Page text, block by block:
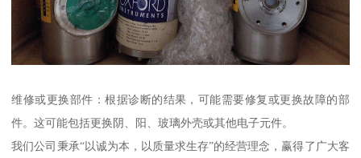
维修或更换部件：根据诊断的结果，可能需要修复或更换故障的部
件。这可能包括更换阴、阳、玻璃外壳或其他电子元件。
我们公司秉承“以诚为本，以质量求生存”的经营理念，赢得了广大客